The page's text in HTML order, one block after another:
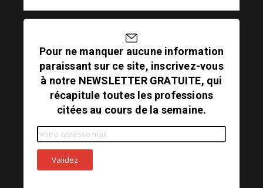
Pour ne manquer aucune information
paraissant sur ce site, inscrivez-vous
à notre NEWSLETTER GRATUITE, qui
récapitule toutes les professions
citées au cours de la semaine.